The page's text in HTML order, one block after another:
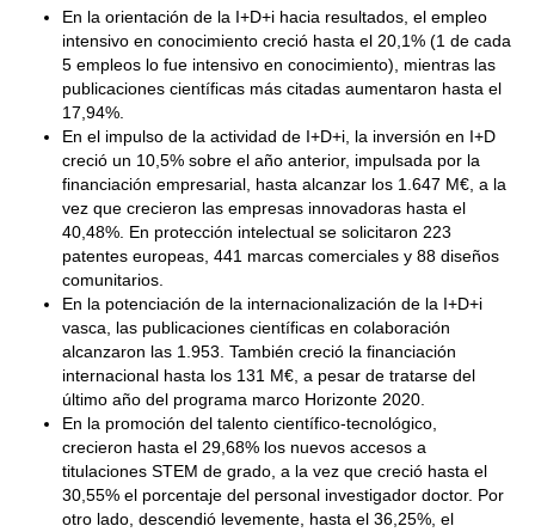
En la orientación de la I+D+i hacia resultados, el empleo
intensivo en conocimiento creció hasta el 20,1% (1 de cada
5 empleos lo fue intensivo en conocimiento), mientras las
publicaciones científicas más citadas aumentaron hasta el
17,94%.
En el impulso de la actividad de I+D+i, la inversión en I+D
creció un 10,5% sobre el año anterior, impulsada por la
financiación empresarial, hasta alcanzar los 1.647 M€, a la
vez que crecieron las empresas innovadoras hasta el
40,48%. En protección intelectual se solicitaron 223
patentes europeas, 441 marcas comerciales y 88 diseños
comunitarios.
En la potenciación de la internacionalización de la I+D+i
vasca, las publicaciones científicas en colaboración
alcanzaron las 1.953. También creció la financiación
internacional hasta los 131 M€, a pesar de tratarse del
último año del programa marco Horizonte 2020.
En la promoción del talento científico-tecnológico,
crecieron hasta el 29,68% los nuevos accesos a
titulaciones STEM de grado, a la vez que creció hasta el
30,55% el porcentaje del personal investigador doctor. Por
otro lado, descendió levemente, hasta el 36,25%, el